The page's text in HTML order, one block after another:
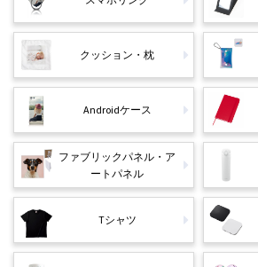
クッション・枕
Androidケース
ファブリックパネル・ア
ートパネル
Tシャツ